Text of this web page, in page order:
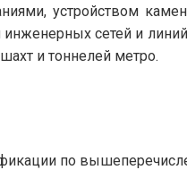
устройством
сетей и
и тоннелей метро.
по